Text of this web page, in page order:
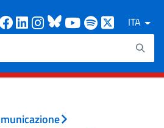
Facebook
Linkedin
Instagram
Bluesky
Youtube
Spotify
ITA
Cerca